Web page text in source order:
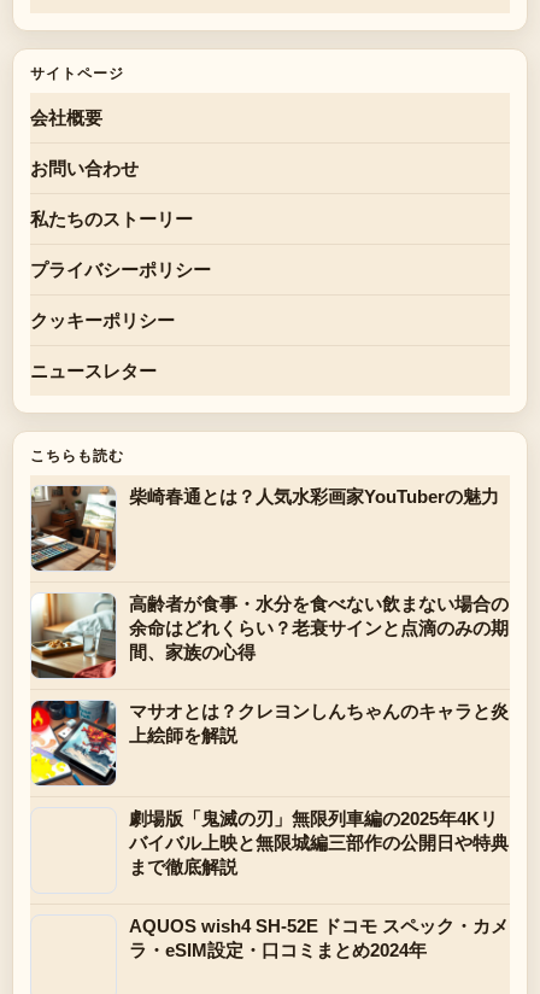
サイトページ
会社概要
お問い合わせ
私たちのストーリー
プライバシーポリシー
クッキーポリシー
ニュースレター
こちらも読む
柴崎春通とは？人気水彩画家YouTuberの魅力
高齢者が食事・水分を食べない飲まない場合の
余命はどれくらい？老衰サインと点滴のみの期
間、家族の心得
マサオとは？クレヨンしんちゃんのキャラと炎
上絵師を解説
劇場版「鬼滅の刃」無限列車編の2025年4Kリ
バイバル上映と無限城編三部作の公開日や特典
まで徹底解説
AQUOS wish4 SH-52E ドコモ スペック・カメ
ラ・eSIM設定・口コミまとめ2024年